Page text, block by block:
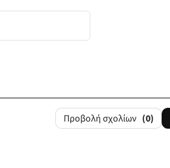
Προβολή σχολίων (0)